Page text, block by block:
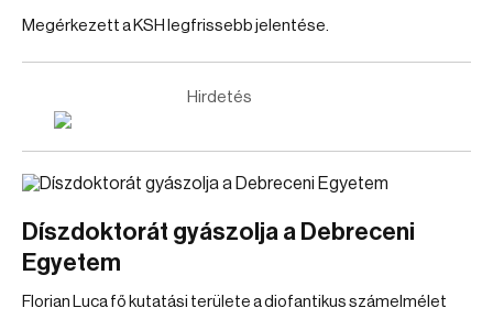
Megérkezett a KSH legfrissebb jelentése.
Hirdetés
Díszdoktorát gyászolja a Debreceni
Egyetem
Florian Luca fő kutatási területe a diofantikus számelmélet